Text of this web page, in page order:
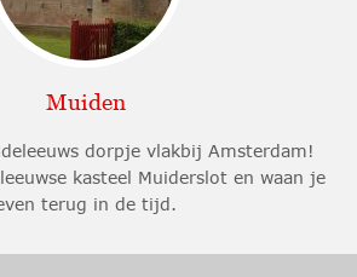
Muiden
dorpje vlakbij Amsterdam!
kasteel Muiderslot en waan je
terug in de tijd.